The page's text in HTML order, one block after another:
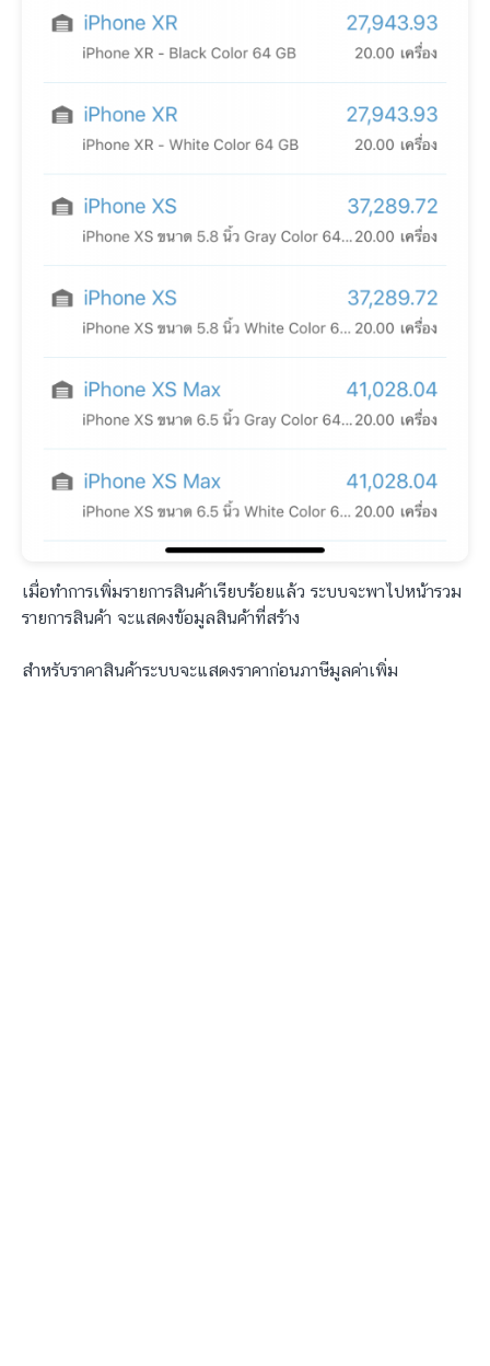
เมื่อทำการเพิ่มรายการสินค้าเรียบร้อยแล้ว ระบบจะพาไปหน้ารวม
รายการสินค้า จะแสดงข้อมูลสินค้าที่สร้าง
สำหรับราคาสินค้าระบบจะแสดงราคาก่อนภาษีมูลค่าเพิ่ม